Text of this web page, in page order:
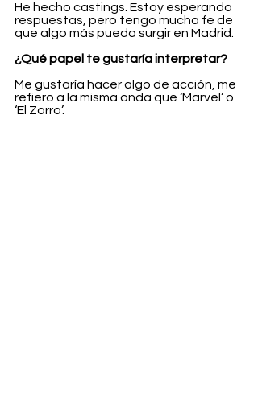
He hecho castings. Estoy esperando
respuestas, pero tengo mucha fe de
que algo más pueda surgir en Madrid.
¿Qué papel te gustaría interpretar?
Me gustaría hacer algo de acción, me
refiero a la misma onda que ‘Marvel’ o
‘El Zorro’.